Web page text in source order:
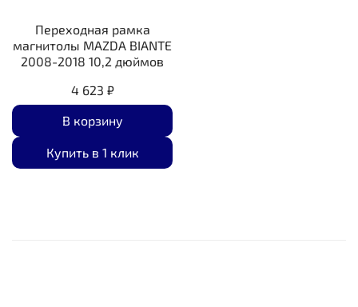
Переходная рамка
магнитолы MAZDA BIANTE
2008-2018 10,2 дюймов
4 623 ₽
В корзину
Купить в 1 клик